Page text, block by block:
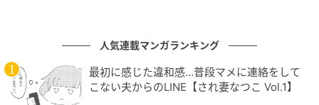
でも見られる、極めて一般的かつ正常なサインです」
と述べる。
人気連載マンガランキング
最初に感じた違和感…普段マメに連絡をして
こない夫からのLINE【され妻なつこ Vol.1】